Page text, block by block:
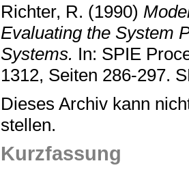
Richter, R. (1990)
Evaluating the System
Systems. In: SPIE
1312, Seiten 286-297.
Dieses Archiv kann
stellen.
Kurzfassung